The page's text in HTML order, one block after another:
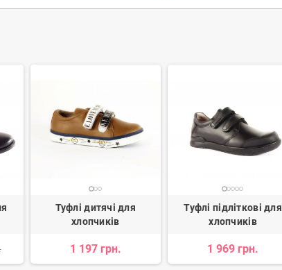
Туфлі дитячі для
хлопчиків
1 197 грн.
Туфлі підліткові для
хлопчиків
1 969 грн.